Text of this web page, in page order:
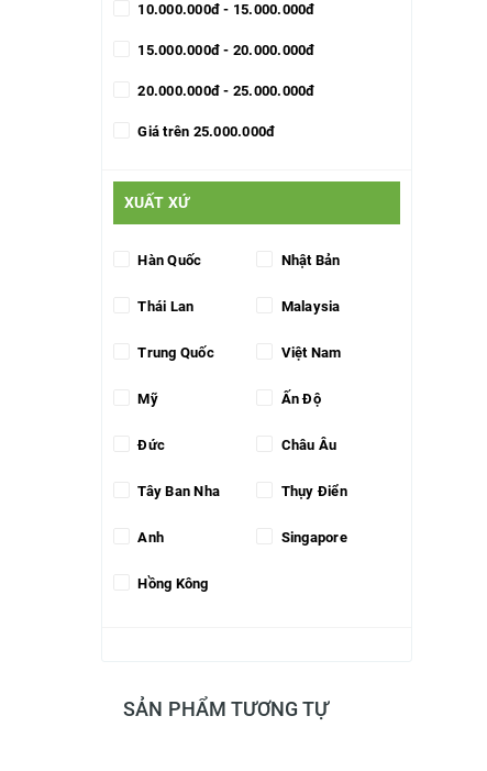
10.000.000đ - 15.000.000đ
15.000.000đ - 20.000.000đ
20.000.000đ - 25.000.000đ
Giá trên 25.000.000đ
XUẤT XỨ
Hàn Quốc Nhật Bản
Thái Lan Malaysia
Trung Quốc Việt Nam
Mỹ Ấn Độ
Đức Châu Âu
Tây Ban Nha Thụy Điển
Anh Singapore
Hồng Kông
SẢN PHẨM TƯƠNG TỰ